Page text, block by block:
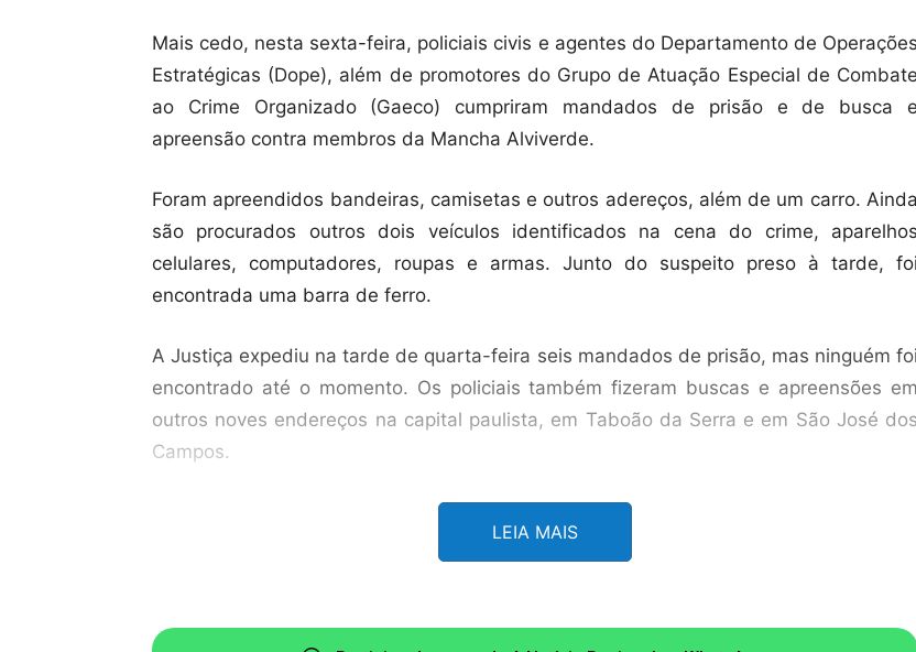
Mais cedo, nesta sexta-feira, policiais civis e agentes do Departamento de Operações
Estratégicas (Dope), além de promotores do Grupo de Atuação Especial de Combate
ao Crime Organizado (Gaeco) cumpriram mandados de prisão e de busca e
apreensão contra membros da Mancha Alviverde.
Foram apreendidos bandeiras, camisetas e outros adereços, além de um carro. Ainda
são procurados outros dois veículos identificados na cena do crime, aparelhos
celulares, computadores, roupas e armas. Junto do suspeito preso à tarde, foi
encontrada uma barra de ferro.
A Justiça expediu na tarde de quarta-feira seis mandados de prisão, mas ninguém foi
encontrado até o momento. Os policiais também fizeram buscas e apreensões em
outros noves endereços na capital paulista, em Taboão da Serra e em São José dos
Campos.
Os pedidos de prisão foram feitos após a identificação de envolvidos por meio de
imagens gravadas pelos próprios palmeirenses e por câmeras da Guarda Civil de
LEIA MAIS